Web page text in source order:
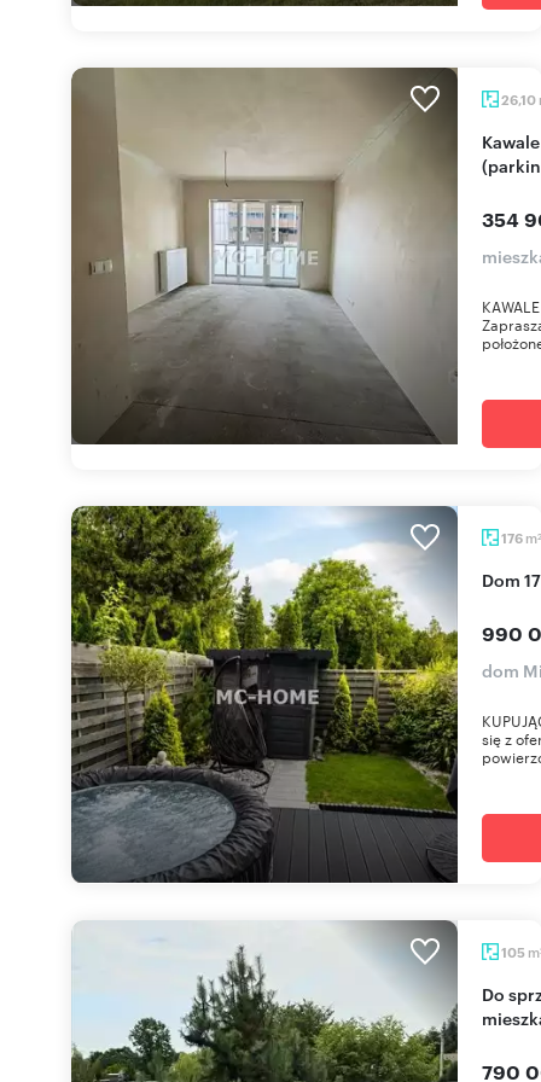
26,10
Kawalerka w Global Apartments Katowice
354
176 m2
Dom
990
dom
się z
105 m
Do sprzedania przestronne 3-pokojowe
790